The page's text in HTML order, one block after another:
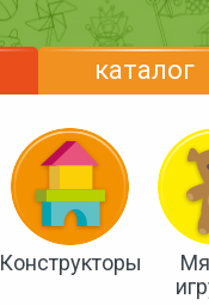
каталог
Конструкторы